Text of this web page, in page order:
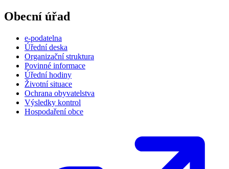
Obecní úřad
e-podatelna
Úřední deska
Organizační struktura
Povinné informace
Úřední hodiny
Životní situace
Ochrana obyvatelstva
Výsledky kontrol
Hospodaření obce